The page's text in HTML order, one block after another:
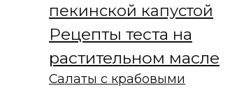
пекинской капустой
Рецепты теста на
растительном масле
Салаты с крабовыми